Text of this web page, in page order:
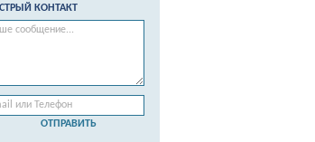
КОНТАКТ
ОТПРАВИТЬ